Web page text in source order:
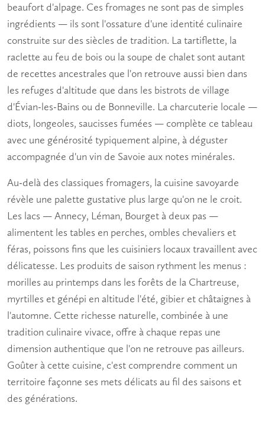
beaufort d'alpage. Ces fromages ne sont pas de simples
ingrédients — ils sont l'ossature d'une identité culinaire
construite sur des siècles de tradition. La tartiflette, la
raclette au feu de bois ou la soupe de chalet sont autant
de recettes ancestrales que l'on retrouve aussi bien dans
les refuges d'altitude que dans les bistrots de village
d'Évian-les-Bains ou de Bonneville. La charcuterie locale —
diots, longeoles, saucisses fumées — complète ce tableau
avec une générosité typiquement alpine, à déguster
accompagnée d'un vin de Savoie aux notes minérales.
Au-delà des classiques fromagers, la cuisine savoyarde
révèle une palette gustative plus large qu'on ne le croit.
Les lacs — Annecy, Léman, Bourget à deux pas —
alimentent les tables en perches, ombles chevaliers et
féras, poissons fins que les cuisiniers locaux travaillent avec
délicatesse. Les produits de saison rythment les menus :
morilles au printemps dans les forêts de la Chartreuse,
myrtilles et génépi en altitude l'été, gibier et châtaignes à
l'automne. Cette richesse naturelle, combinée à une
tradition culinaire vivace, offre à chaque repas une
dimension authentique que l'on ne retrouve pas ailleurs.
Goûter à cette cuisine, c'est comprendre comment un
territoire façonne ses mets délicats au fil des saisons et
des générations.